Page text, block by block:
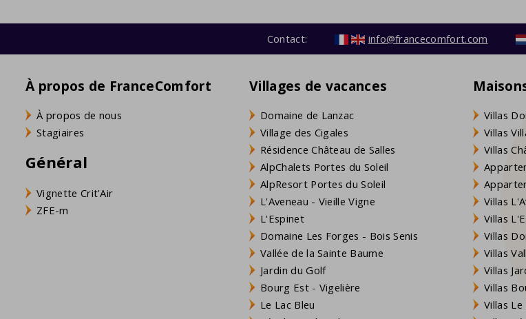
Contact: info@francecomfort.com
À propos de FranceComfort
À propos de nous
Stagiaires
Général
Vignette Crit'Air
ZFE-m
Villages de vacances
Domaine de Lanzac
Village des Cigales
Résidence Château de Salles
AlpChalets Portes du Soleil
AlpResort Portes du Soleil
L'Aveneau - Vieille Vigne
L'Espinet
Domaine Les Forges - Bois Senis
Vallée de la Sainte Baume
Jardin du Golf
Bourg Est - Vigelière
Le Lac Bleu
Villas
Villas
Villas
Villas
Villas
Villas
Villas
Villas
Villas
Villas Le